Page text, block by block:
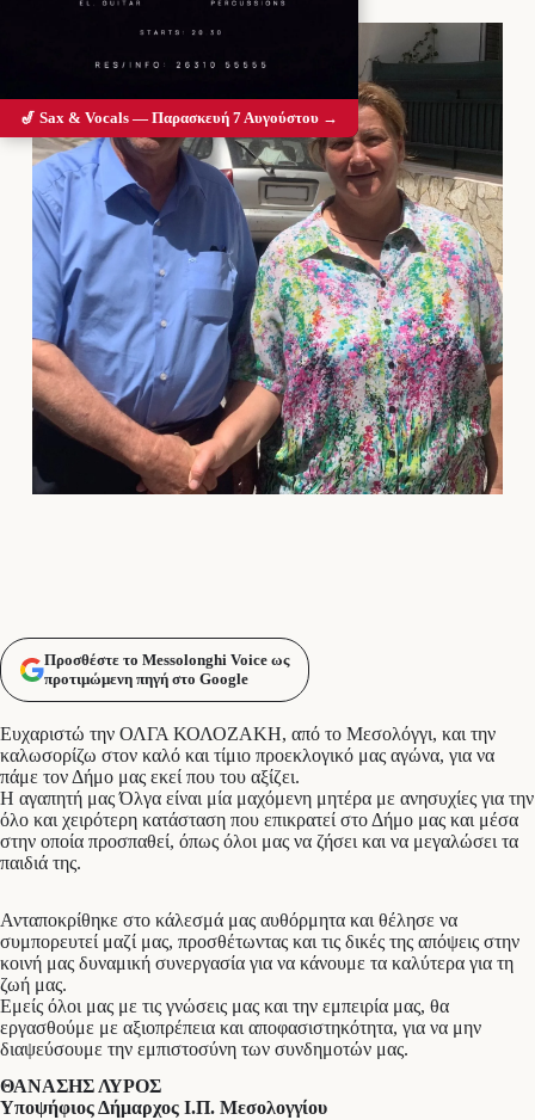
Προσθέστε το Messolonghi Voice ως
προτιμώμενη πηγή στο Google
Ευχαριστώ την ΟΛΓΑ ΚΟΛΟΖΑΚΗ, από το Μεσολόγγι, και την
καλωσορίζω στον καλό και τίμιο προεκλογικό μας αγώνα, για να
πάμε τον Δήμο μας εκεί που του αξίζει.
Η αγαπητή μας Όλγα είναι μία μαχόμενη μητέρα με ανησυχίες για την
όλο και χειρότερη κατάσταση που επικρατεί στο Δήμο μας και μέσα
στην οποία προσπαθεί, όπως όλοι μας να ζήσει και να μεγαλώσει τα
παιδιά της.
Ανταποκρίθηκε στο κάλεσμά μας αυθόρμητα και θέλησε να
συμπορευτεί μαζί μας, προσθέτωντας και τις δικές της απόψεις στην
κοινή μας δυναμική συνεργασία για να κάνουμε τα καλύτερα για τη
ζωή μας.
Εμείς όλοι μας με τις γνώσεις μας και την εμπειρία μας, θα
εργασθούμε με αξιοπρέπεια και αποφασιστηκότητα, για να μην
διαψεύσουμε την εμπιστοσύνη των συνδημοτών μας.
ΘΑΝΑΣΗΣ ΛΥΡΟΣ
Υποψήφιος Δήμαρχος Ι.Π. Μεσολογγίου
🎷 Sax & Vocals — Παρασκευή 7 Αυγούστου →